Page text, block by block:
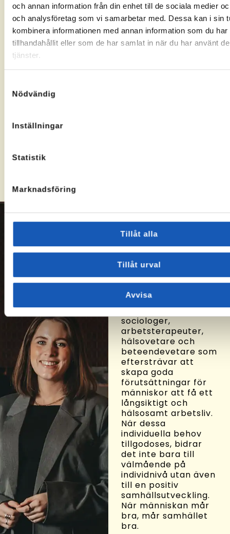
och annan information från din enhet till de sociala medier
och analysföretag som vi samarbetar med. Dessa kan i sin
kombinera informationen med annan information som du har
tillhandahållit eller som de har samlat in när du har använt
tjänster.
Nödvändig
Inställningar
Statistik
Marknadsföring
Tillåt alla
Tillåt urval
Avvisa
med
Arbetsförmedlingen
och se om
du har rätt
till Rusta
ett positivt
besked,
välj
Arbetslivsresurs
fattat ett
beslut
kommer vi
Kontakta oss om ansökan
Om oss
På Arbetslivsresurs
hjälper vi människor
att hitta vägar till ny
sysselsättning. Vi
består bl.a. av
socionomer,
sociologer,
arbetsterapeuter,
hälsovetare och
beteendevetare som
eftersträvar att
skapa goda
förutsättningar för
människor att få ett
långsiktigt och
hälsosamt arbetsliv.
När dessa
individuella behov
tillgodoses, bidrar
det inte bara till
välmående på
individnivå utan även
till en positiv
samhällsutveckling.
När människan mår
bra, mår samhället
bra.